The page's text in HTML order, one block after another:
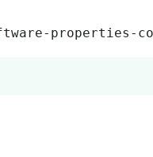
properties-